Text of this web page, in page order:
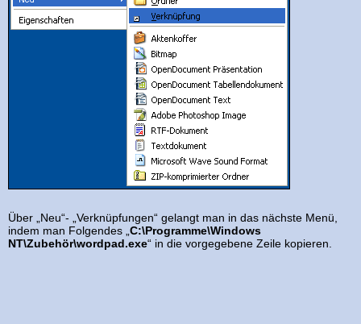
Über „Neu“- „Verknüpfungen“ gelangt man in das nächste Menü,
indem man Folgendes „ C:\Programme\Windows
NT\Zubehör\wordpad.exe“ in die vorgegebene Zeile kopieren.